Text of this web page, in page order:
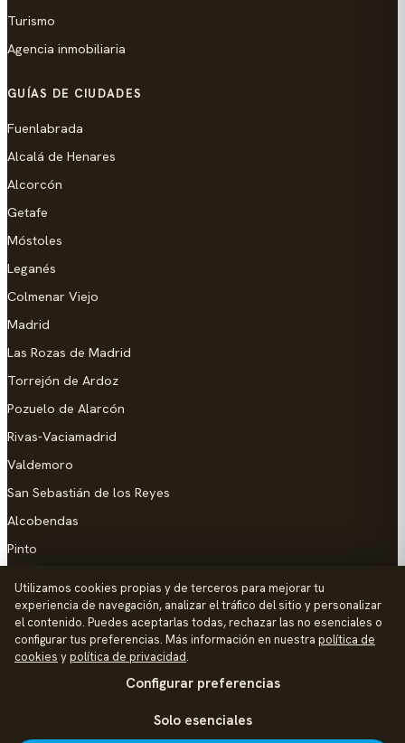
Turismo
Agencia inmobiliaria
GUÍAS DE CIUDADES
Fuenlabrada
Alcalá de Henares
Alcorcón
Getafe
Móstoles
Leganés
Colmenar Viejo
Madrid
Las Rozas de Madrid
Torrejón de Ardoz
Pozuelo de Alarcón
Rivas-Vaciamadrid
Valdemoro
San Sebastián de los Reyes
Alcobendas
Pinto
AYUDA
Añadir empresa
Utilizamos cookies propias y de terceros para mejorar tu
experiencia de navegación, analizar el tráfico del sitio y personalizar
el contenido. Puedes aceptarlas todas, rechazar las no esenciales o
configurar tus preferencias. Más información en nuestra política de
cookies ypolítica de privacidad.
Configurar preferencias
Solo esenciales